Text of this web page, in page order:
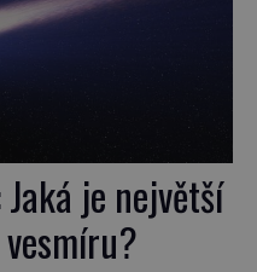
je největší